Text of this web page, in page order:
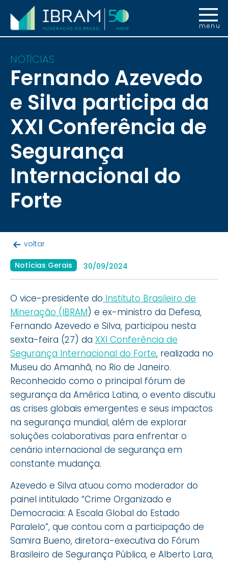
menu
NOTÍCIAS
Fernando Azevedo
e Silva participa da
XXI Conferência de
Segurança
Internacional do
Forte
voltar
Notícias Gerais 30/09/2024
O vice-presidente do Instituto Brasileiro de
Mineração (IBRAM) e ex-ministro da Defesa,
Fernando Azevedo e Silva, participou nesta
sexta-feira (27) da XXI Conferência de
Segurança Internacional do Forte, realizada no
Museu do Amanhã, no Rio de Janeiro.
Reconhecido como o principal fórum de
segurança da América Latina, o evento discutiu
as crises globais emergentes e seus impactos
na segurança mundial, além de explorar
soluções colaborativas para enfrentar o
cenário internacional de segurança em
constante mudança.
Azevedo e Silva atuou como moderador do
painel intitulado “Crime Organizado e
Democracia: A Escala Global do Estado
Paralelo”, que contou com a participação de
Samira Bueno, diretora-executiva do Fórum
Brasileiro de Segurança Pública, e Alberto Lara,